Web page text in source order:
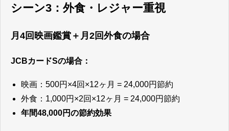
シーン3：外食・レジャー重視
月4回映画鑑賞＋月2回外食の場合
JCBカードSの場合：
映画：500円×4回×12ヶ月 = 24,000円節約
外食：1,000円×2回×12ヶ月 = 24,000円節約
年間48,000円の節約効果